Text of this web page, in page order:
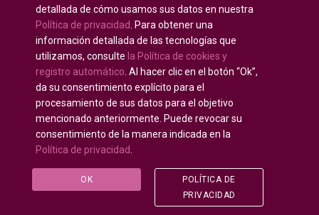
Français(Francés)
Alemán
العربية(Árabe )
Português(Portugués, Portugal)
Derechos de autor © 2020 - 2025
Universidad digital para la Comunidad de la INTOSAI
Accounts Chamber of the Russian Federation
detallada de cómo usamos sus datos en nuestra
Política de privacidad
. Para obtener una
información detallada de las tecnologías que
utilizamos, consulte la Política de cookies y
registro automático . Al hacer clic en el botón “Ok”,
da su consentimiento explícito para el
procesamiento de sus datos para el objetivo
mencionado anteriormente. Puede revocar su
consentimiento de la manera indicada en la
Política de privacidad
OK
POLÍTICA DE
PRIVACIDAD